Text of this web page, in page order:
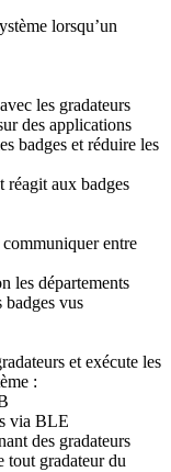
lorsqu’un
les gradateurs
des applications
badges et réduire les
réagit aux badges
entre
les départements
badges vus
et exécute les
:
via BLE
des gradateurs
tout gradateur du